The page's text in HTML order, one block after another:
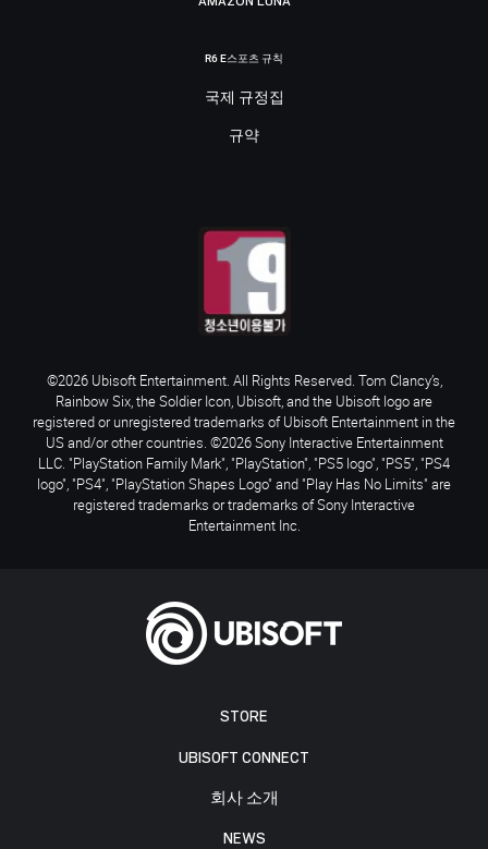
STORE
UBISOFT CONNECT
회사 소개
NEWS
R6 E스포츠 규칙
국제 규정집
규약
©2026 Ubisoft Entertainment. All Rights Reserved. Tom Clancy’s,
Rainbow Six, the Soldier Icon, Ubisoft, and the Ubisoft logo are
registered or unregistered trademarks of Ubisoft Entertainment in the
US and/or other countries. ©2026 Sony Interactive Entertainment
LLC. "PlayStation Family Mark", "PlayStation", "PS5 logo", "PS5", "PS4
logo", "PS4", "PlayStation Shapes Logo" and "Play Has No Limits" are
registered trademarks or trademarks of Sony Interactive
Entertainment Inc.